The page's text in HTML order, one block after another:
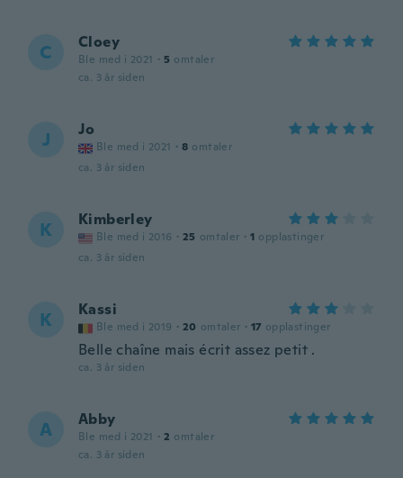
C Cloey
Ble med i 2021 · 5 omtaler
ca. 3 år siden
J Jo
Ble med i 2021 · 8 omtaler
ca. 3 år siden
K Kimberley
Ble med i 2016 · 25 omtaler · 1 opplastinger
ca. 3 år siden
K Kassi
Ble med i 2019 · 20 omtaler · 17 opplastinger
Belle chaîne mais écrit assez petit .
ca. 3 år siden
A Abby
Ble med i 2021 · 2 omtaler
ca. 3 år siden